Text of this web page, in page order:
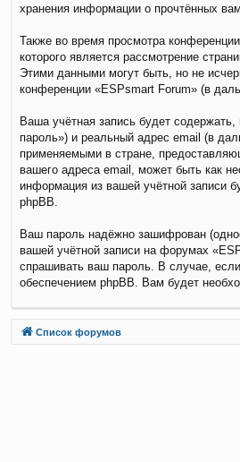
хранения информации о прочтённых
Также во время просмотра
которого является рассмотрение
Этими данными могут быть, но не
конференции «ESPsmart Forum» (в
Ваша учётная запись будет
пароль») и реальный адрес email (в
применяемыми в стране,
вашего адреса email, может быть как
информация из вашей учётной записи
phpBB.
Ваш пароль надёжно зашифрован
вашей учётной записи на форумах
спрашивать ваш пароль. В случае,
обеспечением phpBB. Вам будет
Список форумов
Связаться с